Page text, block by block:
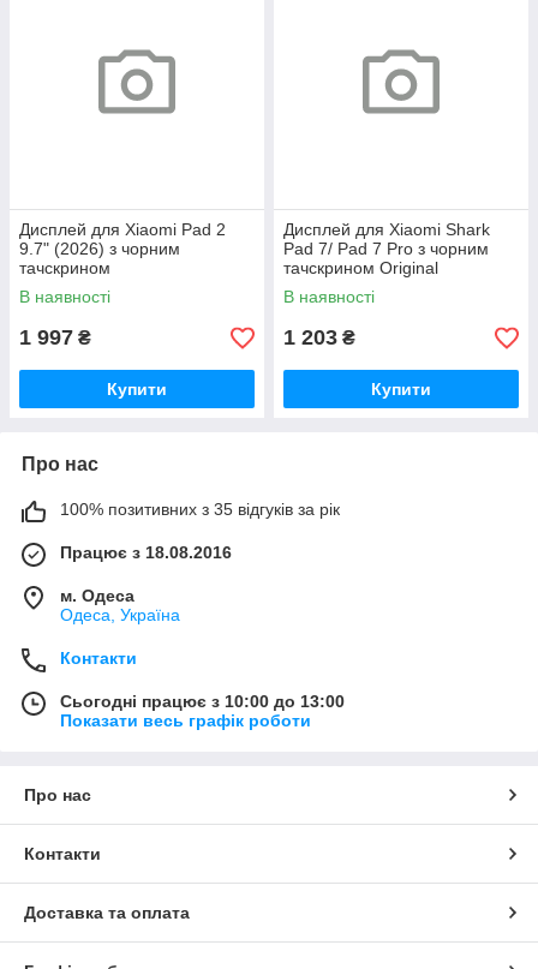
Дисплей для Xiaomi Pad 2
9.7" (2026) з чорним
тачскрином
В наявності
1 997 ₴
Купити
Дисплей для Xiaomi Shark
Pad 7/ Pad 7 Pro з чорним
тачскрином Original
В наявності
1 203 ₴
Купити
Про нас
100% позитивних з 35 відгуків за рік
Працює з 18.08.2016
м. Одеса
Одеса, Україна
Контакти
Сьогодні працює з 10:00 до 13:00
Показати весь графік роботи
Про нас
Контакти
Доставка та оплата